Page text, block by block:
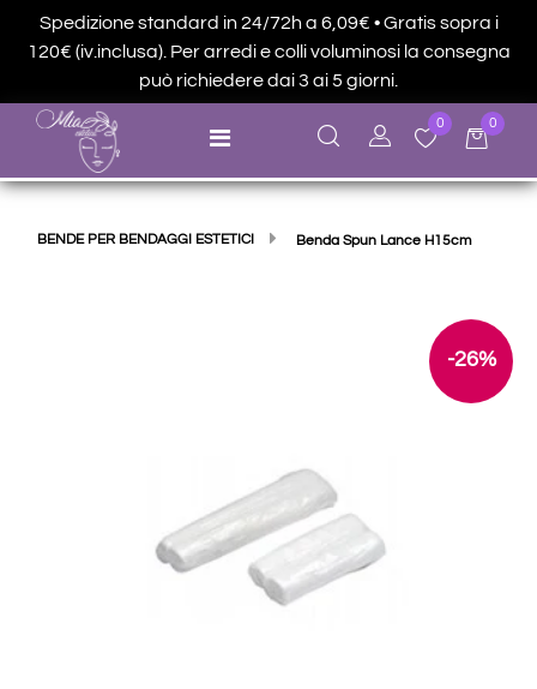
Spedizione standard in 24/72h a 6,09€ • Gratis sopra i
120€ (iv.inclusa). Per arredi e colli voluminosi la consegna
può richiedere dai 3 ai 5 giorni.
Open menu
0 0
BENDE PER BENDAGGI ESTETICI Benda Spun Lance H15cm
-26%